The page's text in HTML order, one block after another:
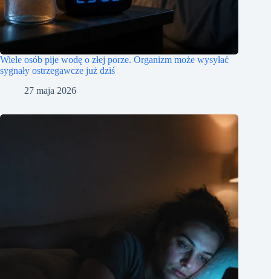
Wiele osób pije wodę o złej porze. Organizm może wysyłać
sygnały ostrzegawcze już dziś
27 maja 2026